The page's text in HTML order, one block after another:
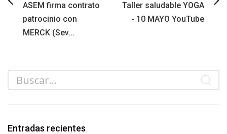
ASEM firma contrato
patrocinio con
MERCK (Sev...
Taller saludable YOGA
- 10 MAYO YouTube
Entradas recientes